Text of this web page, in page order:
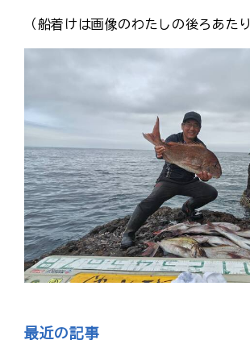
（船着けは画像のわたしの後ろあた
最近の記事